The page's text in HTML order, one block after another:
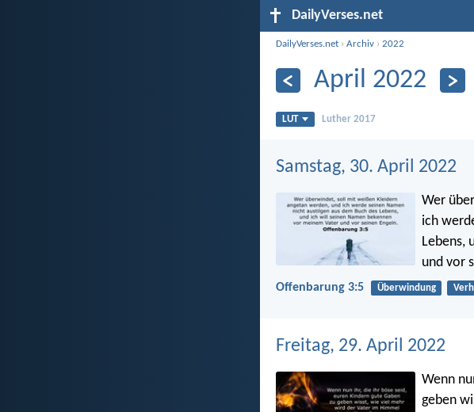
DailyVerses.net
DailyVerses.net ›Archiv ›2022
April 2022
LUT Luther 2017
Samstag, 30. April 2022
Wer
ich
Lebens,
und vor
Offenbarung 3:5 Überwindung
Freitag, 29. April 2022
Wenn
geben